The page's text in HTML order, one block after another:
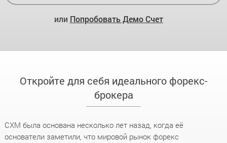
или Попробовать Демо Счет
Откройте для себя идеального форекс-
брокера
CXM была основана несколько лет назад, когда её
основатели заметили, что мировой рынок форекс